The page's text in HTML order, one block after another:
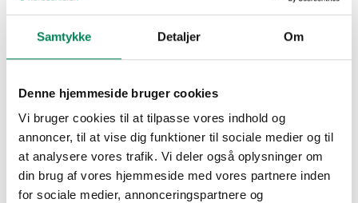
Samtykke Detaljer Om
Denne hjemmeside bruger cookies
Vi bruger cookies til at tilpasse vores indhold og
annoncer, til at vise dig funktioner til sociale medier og til
at analysere vores trafik. Vi deler også oplysninger om
din brug af vores hjemmeside med vores partnere inden
for sociale medier, annonceringspartnere og
kontakte os, og hvordan vi behandler persondata i
vores Privatlivspolitik.
kontakter os angående dit samtykke.
Dit samtykke gælder for følgende domæner:
floradania.dk
Din aktuelle tilstand: Afvis.
Ændring af dit samtykke